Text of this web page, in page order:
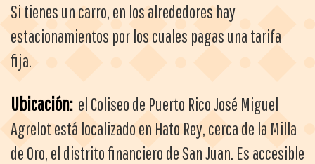
Si tienes un carro, en los alrededores hay
estacionamientos por los cuales pagas una tarifa
fija.
Ubicación: el Coliseo de Puerto Rico José Miguel
Agrelot está localizado en Hato Rey, cerca de la Milla
de Oro, el distrito financiero de San Juan. Es accesible